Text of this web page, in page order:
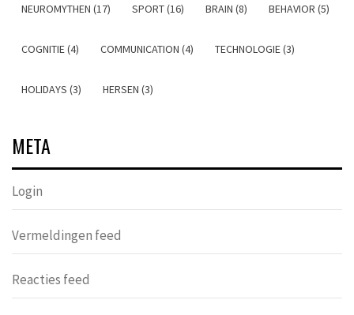
NEUROMYTHEN (17) SPORT (16) BRAIN (8) BEHAVIOR (5)
COGNITIE (4) COMMUNICATION (4) TECHNOLOGIE (3)
HOLIDAYS (3) HERSEN (3)
META
Login
Vermeldingen feed
Reacties feed